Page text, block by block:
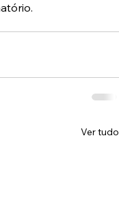
Ver tudo